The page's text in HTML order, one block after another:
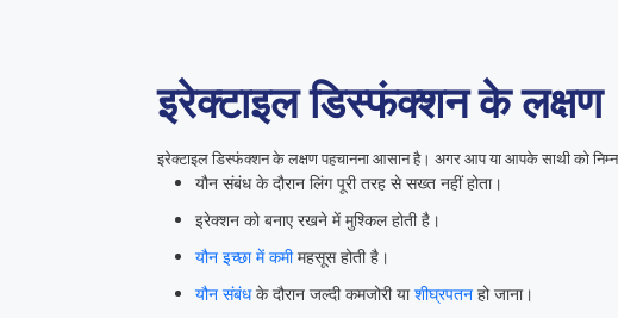
इरेक्टाइल डिस्फंक्शन के लक्षण
इरेक्टाइल डिस्फंक्शन के लक्षण पहचानना आसान है। अगर आप या आपके साथी को
यौन संबंध के दौरान लिंग पूरी तरह से सख्त नहीं होता।
इरेक्शन को बनाए रखने में मुश्किल होती है।
यौन इच्छा में कमीमहसूस होती है।
यौन संबंधके दौरान जल्दी कमजोरी याशीघ्रपतन हो जाना।